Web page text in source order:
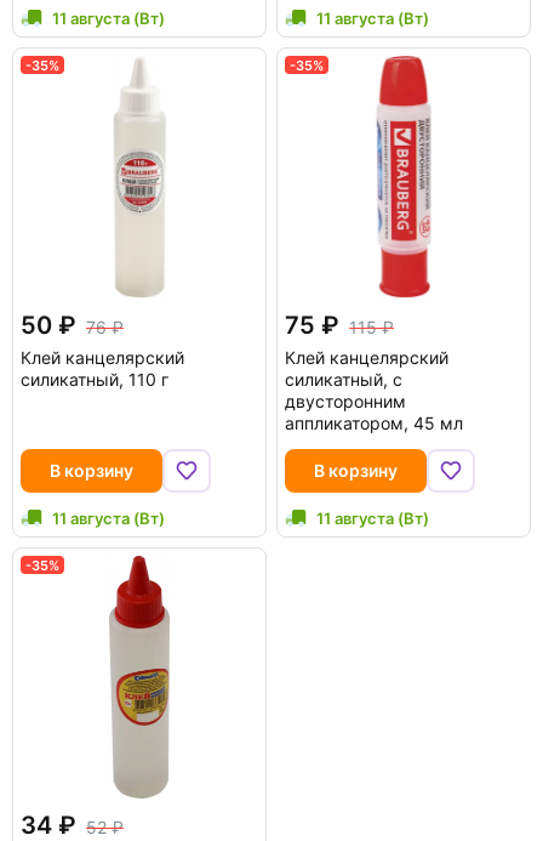
11 августа (Вт) 11 августа (Вт)
-35%
50
76
Клей канцелярский
силикатный, 110 г
В корзину
11 августа (Вт)
-35%
75
115
Клей канцелярский
силикатный, с
двусторонним
аппликатором, 45 мл
В корзину
11 августа (Вт)
-35%
34
52